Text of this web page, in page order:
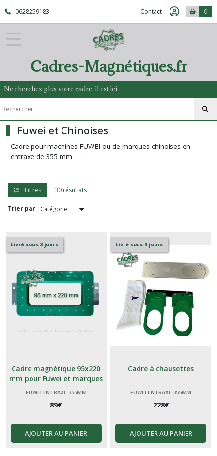
0628259183 Contact 0
Cadres-Magnétiques.fr
Ne cherchez plus votre cadre, il est ici.
Fuwei et Chinoises
Cadre pour machines FUWEI ou de marques chinoises en
entraxe de 355 mm
Filtres 30 résultats
Trier par
Livré sous 3 jours
Cadre magnétique 95x220
mm pour Fuwei et marques
génériques Chinoises
FUWEI ENTRAXE 355MM
89€
AJOUTER AU PANIER
Livré sous 3 jours
Cadre à chausettes
FUWEI ENTRAXE 355MM
228€
AJOUTER AU PANIER
Fermer
FILTRES
Fuwei
et
Chinoises
Fuwei
Entraxe
355mm
Fuwei
604mm
Fuwei
Entraxe
mm
(11)
Afficher